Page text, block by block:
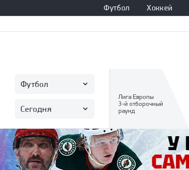
Футбол Хоккей
Футбол
Сегодня
Лига Европы
3-й отборочный
раунд